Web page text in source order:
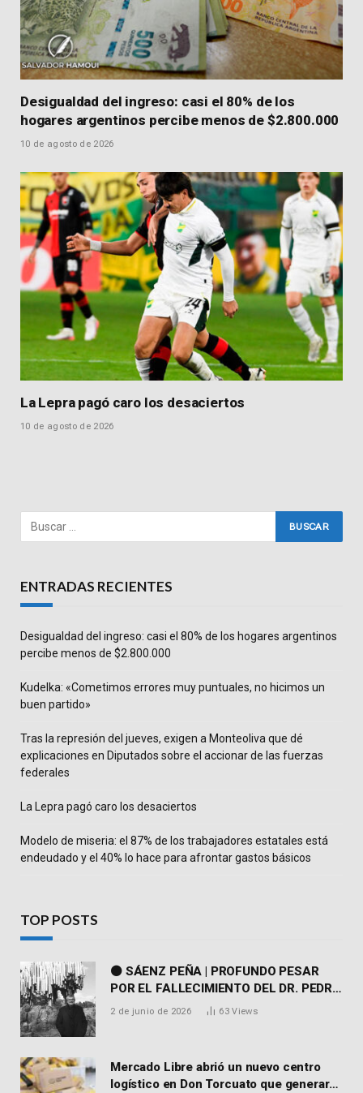
Desigualdad del ingreso: casi el 80% de los
hogares argentinos percibe menos de $2.800.000
10 de agosto de 2026
La Lepra pagó caro los desaciertos
10 de agosto de 2026
ENTRADAS RECIENTES
Desigualdad del ingreso: casi el 80% de los hogares argentinos
percibe menos de $2.800.000
Kudelka: «Cometimos errores muy puntuales, no hicimos un
buen partido»
Tras la represión del jueves, exigen a Monteoliva que dé
explicaciones en Diputados sobre el accionar de las fuerzas
federales
La Lepra pagó caro los desaciertos
Modelo de miseria: el 87% de los trabajadores estatales está
endeudado y el 40% lo hace para afrontar gastos básicos
TOP POSTS
⚫ SÁENZ PEÑA | PROFUNDO PESAR
POR EL FALLECIMIENTO DEL DR. PEDRO
MARTORELL
2 de junio de 2026 63Views
Mercado Libre abrió un nuevo centro
logístico en Don Torcuato que generará